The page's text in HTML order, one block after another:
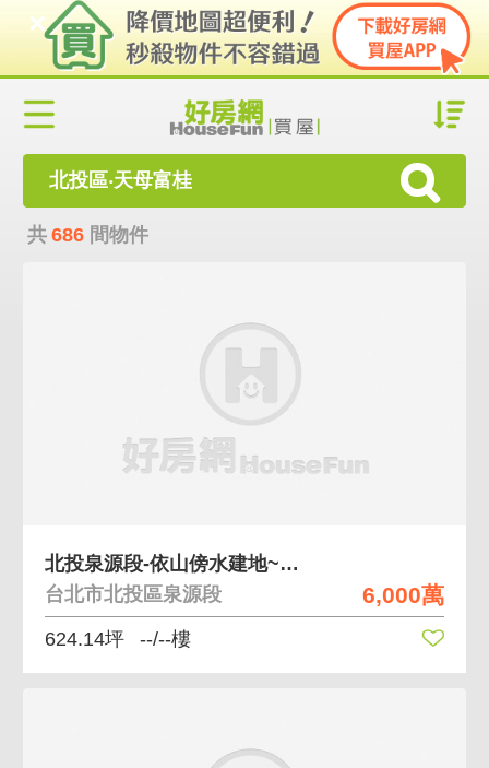
北投區‧天母富桂
共 686 間物件
6,000萬
北投泉源段-依山傍水建地~豪宅.招待所.別墅最愛
台北市北投區泉源段
624.14坪 --/--樓